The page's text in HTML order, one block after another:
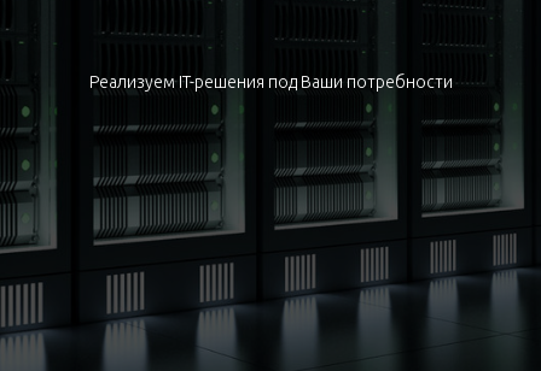
Реализуем IT-решения под Ваши потребности